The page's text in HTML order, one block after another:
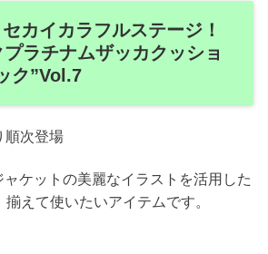
カイカラフルステージ！
ラチナムザッカクッショ
ク”Vol.7
順次登場
ケットの美麗なイラストを活用した
えて使いたいアイテムです。